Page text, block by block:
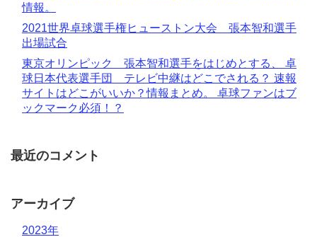
情報。
2021世界卓球選手権ヒューストン大会 張本智和選手
出場試合
東京オリンピック 張本智和選手をはじめとする、 卓
球日本代表選手団 テレビ中継はどこでされる？ 速報
サイトはどこがいいか？情報まとめ。 卓球ファンはブ
ックマーク必須！？
最近のコメント
アーカイブ
2023年